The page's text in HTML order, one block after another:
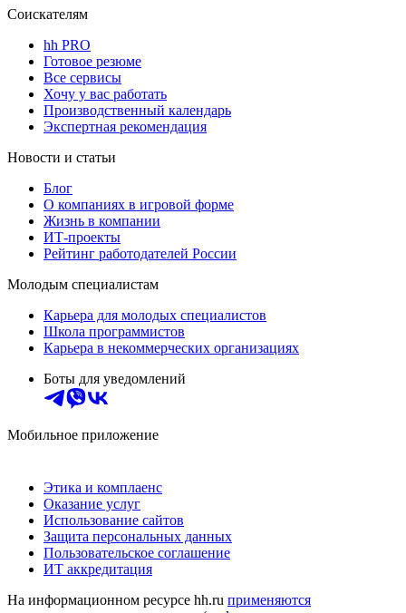
Соискателям
hh PRO
Готовое резюме
Все сервисы
Хочу у вас работать
Производственный календарь
Экспертная рекомендация
Новости и статьи
Блог
О компаниях в игровой форме
Жизнь в компании
ИТ-проекты
Рейтинг работодателей России
Молодым специалистам
Карьера для молодых специалистов
Школа программистов
Карьера в некоммерческих организациях
Боты для уведомлений
Мобильное приложение
Этика и комплаенс
Оказание услуг
Использование сайтов
Защита персональных данных
Пользовательское соглашение
ИТ аккредитация
На информационном ресурсе hh.ru применяются